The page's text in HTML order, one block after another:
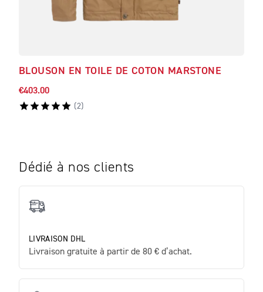
BLOUSON EN TOILE DE COTON MARSTONE
€403.00
( 2)
Dédié à nos clients
LIVRAISON DHL
Livraison gratuite à partir de 80 € d’achat.